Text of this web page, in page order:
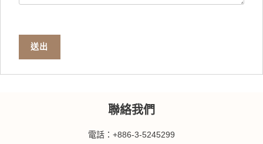
送出
聯絡我們
電話：+886-3-5245299